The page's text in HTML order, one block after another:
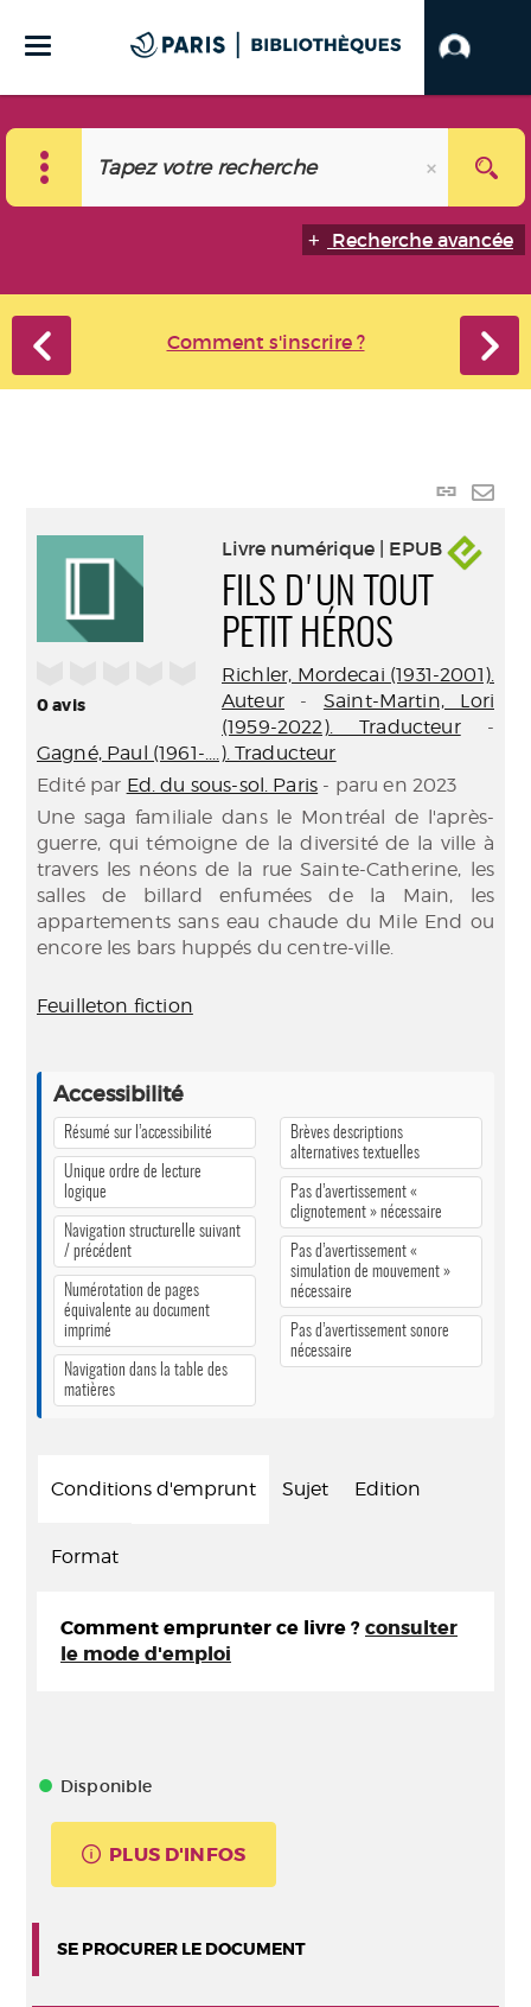
Recherche avancée
Comment s'inscrire ?
Lien
0avis
Livre numérique | EPUB
FILS D'UN TOUT
PETIT HÉROS
Richler, Mordecai (1931-2001).
Auteur- Saint-Martin, Lori
(1959-2022). Traducteur-
Gagné, Paul (1961-....). Traducteur
Edité par Ed. du sous-sol. Paris - paru en 2023
Une saga familiale dans le Montréal de l'après-
guerre, qui témoigne de la diversité de la ville à
travers les néons de la rue Sainte-Catherine, les
salles de billard enfumées de la Main, les
appartements sans eau chaude du Mile End ou
encore les bars huppés du centre-ville.
Feuilleton fiction
Accessibilité
Résumé sur l’accessibilité
Unique ordre de lecture
logique
Navigation structurelle suivant
/ précédent
Numérotation de pages
équivalente au document
imprimé
Navigation dans la table des
matières
Brèves descriptions
alternatives textuelles
Pas d’avertissement «
clignotement » nécessaire
Pas d’avertissement «
simulation de mouvement »
nécessaire
Pas d’avertissement sonore
nécessaire
Conditions d'emprunt Sujet Edition
Format
Comment emprunter ce livre ? consulter
le mode d'emploi
Disponible
PLUS D'INFOS
SE PROCURER LE DOCUMENT